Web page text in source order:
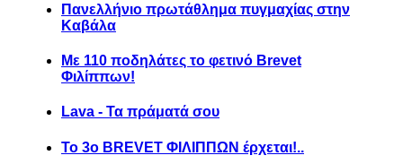
Πανελλήνιο πρωτάθλημα πυγμαχίας στην
Καβάλα
Με 110 ποδηλάτες το φετινό Brevet
Φιλίππων!
Lava - Τα πράματά σου
Το 3ο BREVET ΦΙΛΙΠΠΩΝ έρχεται!..